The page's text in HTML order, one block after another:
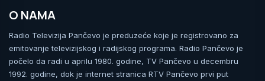
O NAMA
Radio Televizija Pančevo je preduzeće koje je registrovano za
emitovanje televizijskog i radijskog programa. Radio Pančevo je
počelo da radi u aprilu 1980. godine, TV Pančevo u decembru
1992. godine, dok je internet stranica RTV Pančevo prvi put